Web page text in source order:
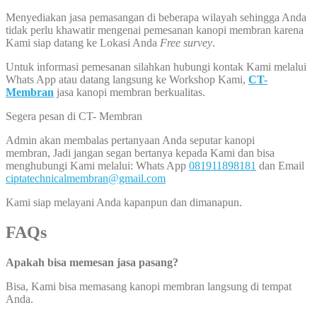
Menyediakan jasa pemasangan di beberapa wilayah sehingga Anda
tidak perlu khawatir mengenai pemesanan kanopi membran karena
Kami siap datang ke Lokasi Anda Free survey.
Untuk informasi pemesanan silahkan hubungi kontak Kami melalui
Whats App atau datang langsung ke Workshop Kami, CT-
Membran jasa kanopi membran berkualitas.
Segera pesan di CT- Membran
Admin akan membalas pertanyaan Anda seputar kanopi
membran, Jadi jangan segan bertanya kepada Kami dan bisa
menghubungi Kami melalui: Whats App 081911898181 dan Email
ciptatechnicalmembran@gmail.com
Kami siap melayani Anda kapanpun dan dimanapun.
FAQs
Apakah bisa memesan jasa pasang?
Bisa, Kami bisa memasang kanopi membran langsung di tempat
Anda.